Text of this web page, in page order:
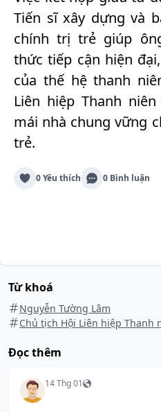
Tiến sĩ xây dựng và
chính trị trẻ giúp
thức tiếp cận hiện
của thế hệ thanh
Liên hiệp Thanh
mái nhà chung vững
trẻ.
0 Yêu thích 0 Bình luận
Từ khoá
Nguyễn Tường Lâm
Chủ tịch Hội Liên hiệp Thanh
Đọc thêm
14 Thg 01